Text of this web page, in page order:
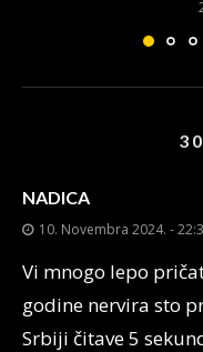
3
NADICA
10. Novembra 2024. -
Vi mnogo lepo
godine nervira sto
Srbiji čitave 5